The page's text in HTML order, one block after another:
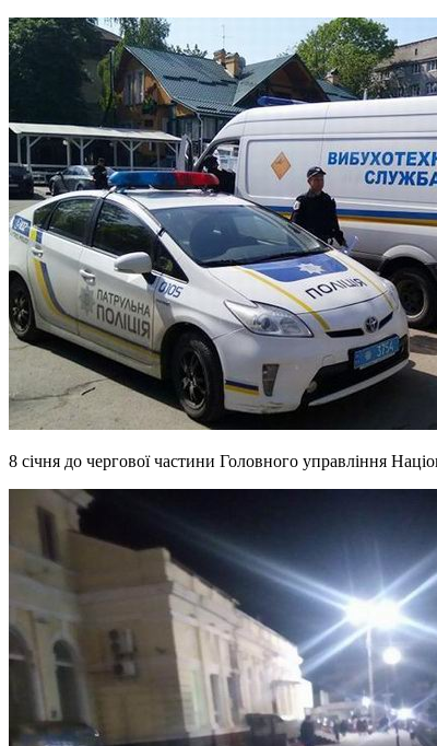
8 січня до чергової частини Головного управління